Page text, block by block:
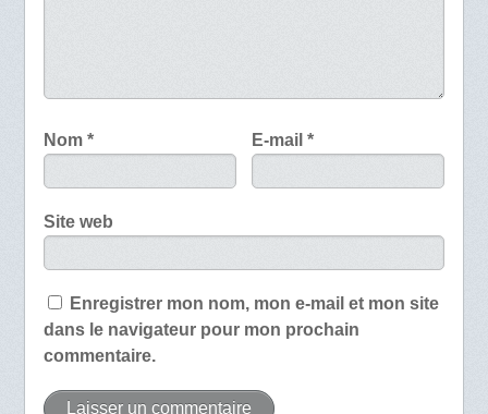
Nom * E-mail*
Site web
Enregistrer mon nom, mon e-mail et mon site
dans le navigateur pour mon prochain
commentaire.